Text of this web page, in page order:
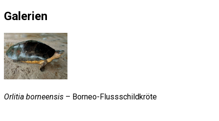
Galerien
Orlitia borneensis – Borneo-Flussschildkröte